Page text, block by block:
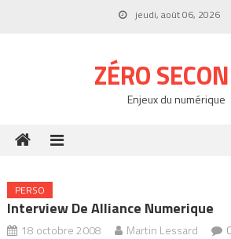
jeudi, août 06, 2026
ZÉRO
Enjeux du numérique
PERSO
Interview De Alliance Numerique
18 octobre 2008 Martin Lessard